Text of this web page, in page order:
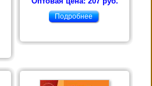
Подробнее